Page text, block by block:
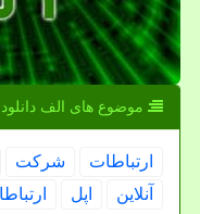
موضوع های الف دانلود
ارتباطات شركت
آنلاین
اپل